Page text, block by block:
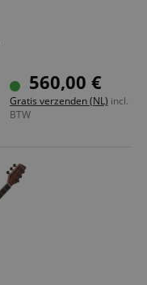
560,00 €
Gratis verzenden (NL) incl.
BTW